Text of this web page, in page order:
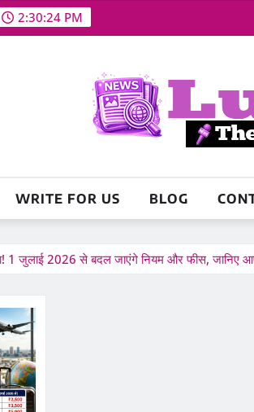
2:30:25 PM
WRITE FOR US BLOG
1 जुलाई 2026 से बदल जाएंगे नियम और फीस, जानिए